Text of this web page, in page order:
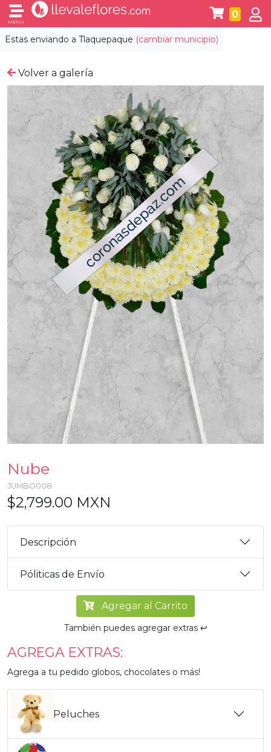
Estas enviando a Tlaquepaque (cambiar municipio)
MENÚ
0
Volver a galería
Nube
JUMBO008
$2,799.00 MXN
Descripción
Póliticas de Envío
Agregar al Carrito
También puedes agregar extras ↩️
AGREGA EXTRAS:
Agrega a tu pedido globos, chocolates o más!
Peluches